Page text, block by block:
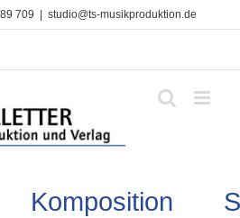
709 studio@ts-musikproduktion.de
Komposition